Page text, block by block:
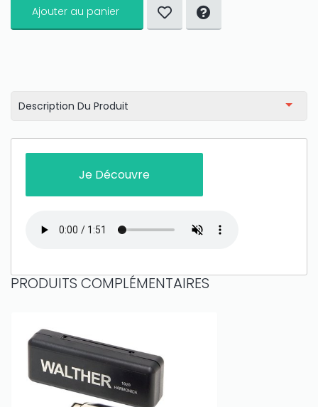
Ajouter au panier
Description Du Produit
Je Découvre
PRODUITS COMPLÉMENTAIRES